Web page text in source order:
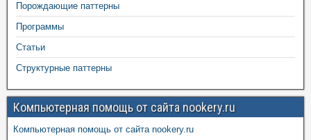
Порождающие паттерны
Программы
Статьи
Структурные паттерны
Компьютерная помощь от сайта nookery.ru
Компьютерная помощь от сайта nookery.ru